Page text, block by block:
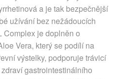
a je tak bezpečnější
užívání bez nežádoucích
Complex je doplněn o
Vera, který se podílí na
výstelky, podporuje trávicí
gastrointestinálního